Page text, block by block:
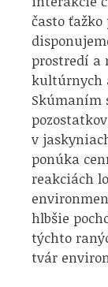
často ťažko
prostredí a
kultúrnych
Skúmaním
v
ponúka
reakciách
hlbšie
týchto
tvár